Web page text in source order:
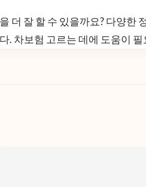
더 잘 할 수 있을까요? 다양한
. 차보험 고르는 데에 도움이